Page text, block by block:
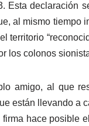
Esta declaración
al mismo
territorio
los colonos
amigo, al que
están llevando
hace posible